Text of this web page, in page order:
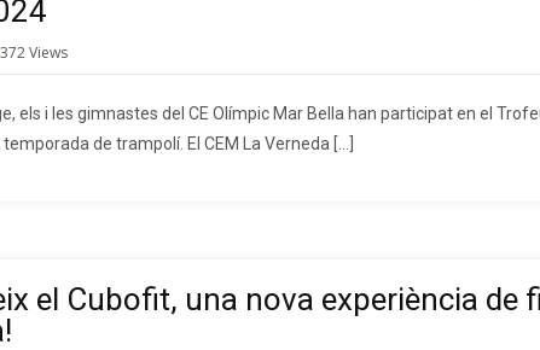
372Views
els i les gimnastes del CE Olímpic Mar Bella han participat en el
de trampolí. El CEM La Verneda […]
el Cubofit, una nova experiència de